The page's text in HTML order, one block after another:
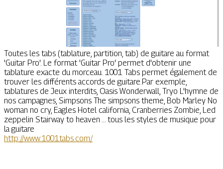
Toutes les tabs (tablature, partition, tab) de guitare au format
'Guitar Pro'. Le format 'Guitar Pro' permet d'obtenir une
tablature exacte du morceau. 1001 Tabs permet également de
trouver les différents accords de guitare.Par exemple,
tablatures de Jeux interdits, Oasis Wonderwall, Tryo L'hymne de
nos campagnes, Simpsons The simpsons theme, Bob Marley No
woman no cry, Eagles Hotel california, Cranberries Zombie, Led
zeppelin Stairway to heaven ... tous les styles de musique pour
la guitare
http://www.1001tabs.com/